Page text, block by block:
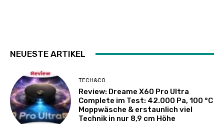
NEUESTE ARTIKEL
TECH&CO
Review: Dreame X60 Pro Ultra
Complete im Test: 42.000 Pa, 100 °C
Moppwäsche & erstaunlich viel
Technik in nur 8,9 cm Höhe